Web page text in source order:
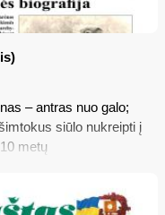
– antras nuo galo;
siūlo nukreipti į
metų